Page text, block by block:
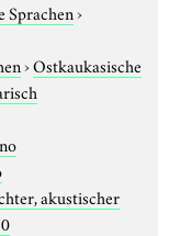
Sprachen›
›Ostkaukasische
akustischer